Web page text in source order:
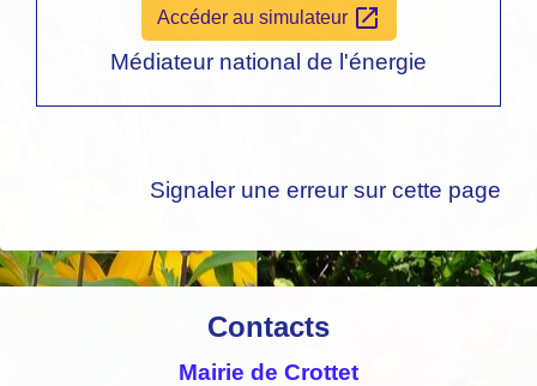
Accéder au simulateur open_in_new
Médiateur national de l'énergie
Signaler une erreur sur cette page
Contacts
Mairie de Crottet